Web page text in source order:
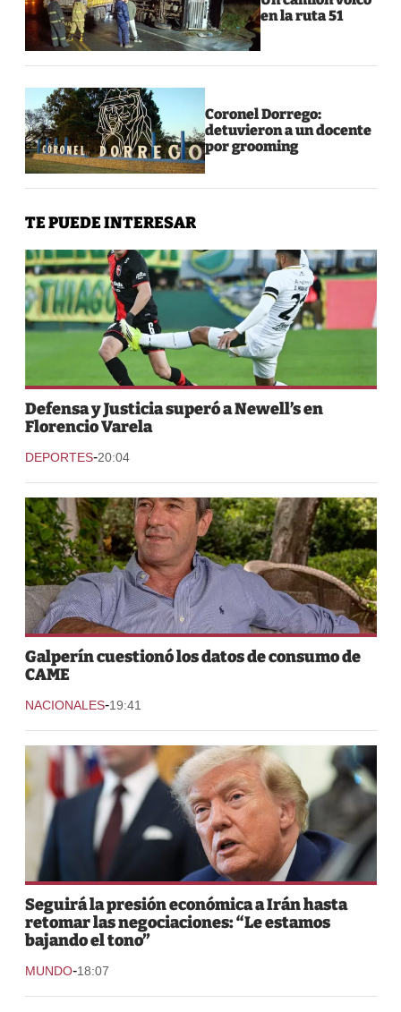
en la ruta 51
Coronel Dorrego:
detuvieron a un docente
por grooming
TE PUEDE INTERESAR
Defensa y Justicia superó a Newell’s en
Florencio Varela
DEPORTES-20:04
Galperín cuestionó los datos de consumo de
CAME
NACIONALES-19:41
Seguirá la presión económica a Irán hasta
retomar las negociaciones: “Le estamos
bajando el tono”
MUNDO-18:07